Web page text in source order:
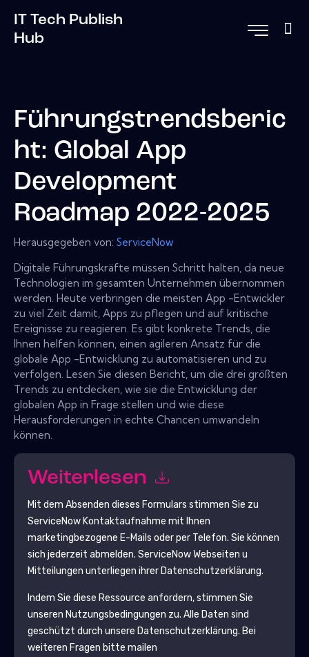
IT Tech Publish
Hub
Führungstrendsberic
ht: Global App
Development
Roadmap 2022-2025
Herausgegeben von: ServiceNow
Digitale Führungskräfte müssen Schritt halten, da neue
Technologien im gesamten Unternehmen übernommen
werden. Heute verbringen die meisten App -Entwickler
zu viel Zeit damit, Apps zu pflegen und auf kritische
Ereignisse zu reagieren. Es gibt konkrete Trends, die
Ihnen helfen können, einen agileren Ansatz für die
globale App -Entwicklung zu automatisieren und zu
verfolgen. Lesen Sie diesen Bericht, um die drei größten
Trends zu entdecken, wie sie die Entwicklung der
globalen App in Frage stellen und wie diese
Herausforderungen in echte Chancen umwandeln
können.
Weiterlesen
Mit dem Absenden dieses Formulars stimmen Sie zu
ServiceNowKontaktaufnahme mit Ihnen
marketingbezogene E-Mails oder per Telefon. Sie können
sich jederzeit abmelden. ServiceNowWebseiten u
Mitteilungen unterliegen ihrer Datenschutzerklärung.
Indem Sie diese Ressource anfordern, stimmen Sie
unseren Nutzungsbedingungen zu. Alle Daten sind
geschützt durch unsere Datenschutzerklärung. Bei
weiteren Fragen bitte mailen